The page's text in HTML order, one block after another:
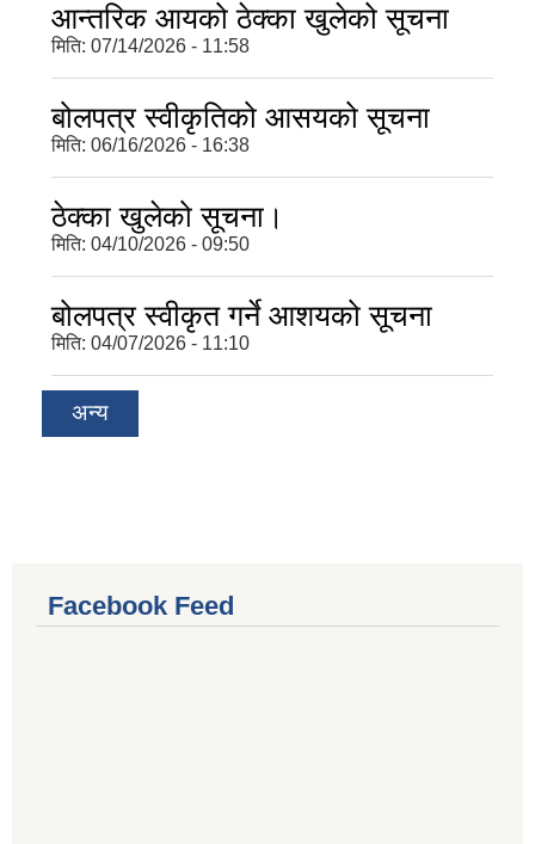
आन्तरिक आयको ठेक्का खुलेको सूचना
मिति: 07/14/2026 - 11:58
बोलपत्र स्वीकृतिको आसयको सूचना
मिति: 06/16/2026 - 16:38
ठेक्का खुलेको सूचना।
मिति: 04/10/2026 - 09:50
बोलपत्र स्वीकृत गर्ने आशयको सूचना
मिति: 04/07/2026 - 11:10
अन्य
Facebook Feed